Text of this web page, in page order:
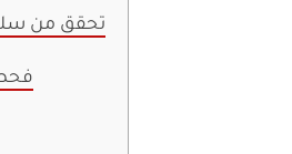
تحقق من